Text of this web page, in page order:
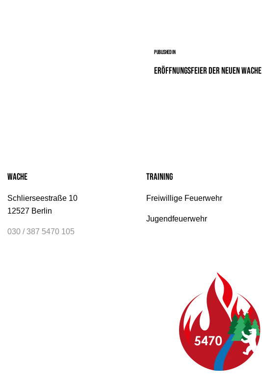
Published in
Eröffnungsfeier der neuen Wache
Wache
Schlierseestraße 10
12527 Berlin
030 / 387 5470 105
Training
Freiwillige Feuerwehr
Jugendfeuerwehr